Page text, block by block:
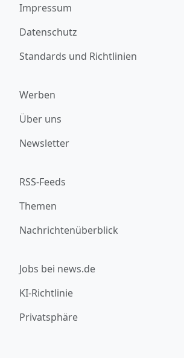
Impressum
Datenschutz
Standards und Richtlinien
Werben
Über uns
Newsletter
RSS-Feeds
Themen
Nachrichtenüberblick
Jobs bei news.de
KI-Richtlinie
Privatsphäre